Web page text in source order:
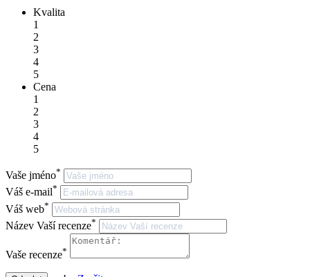
Kvalita
1
2
3
4
5
Cena
1
2
3
4
5
Vaše jméno*
Váš e-mail*
Váš web*
Název Vaší recenze*
Vaše recenze*